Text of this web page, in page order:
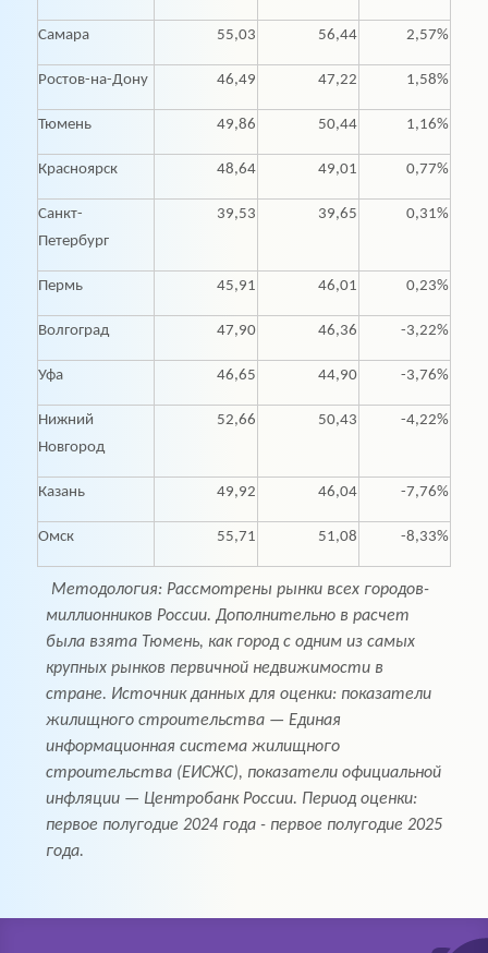
Самара 55,03 56,44 2,57%
Ростов-на-Дону 46,49 47,22 1,58%
Тюмень 49,86 50,44 1,16%
Красноярск 48,64 49,01 0,77%
Санкт-
Петербург
39,53 39,65 0,31%
Пермь 45,91 46,01 0,23%
Волгоград 47,90 46,36 -3,22%
Уфа 46,65 44,90 -3,76%
Нижний
Новгород
52,66 50,43 -4,22%
Казань 49,92 46,04 -7,76%
Омск 55,71 51,08 -8,33%
Методология: Рассмотрены рынки всех городов-
миллионников России. Дополнительно в расчет
была взята Тюмень, как город с одним из самых
крупных рынков первичной недвижимости в
стране. Источник данных для оценки: показатели
жилищного строительства — Единая
информационная система жилищного
строительства (ЕИСЖС), показатели официальной
инфляции — Центробанк России. Период оценки:
первое полугодие 2024 года - первое полугодие 2025
года.